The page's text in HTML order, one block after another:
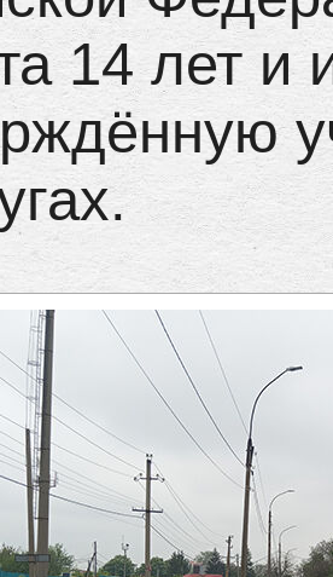
14 лет